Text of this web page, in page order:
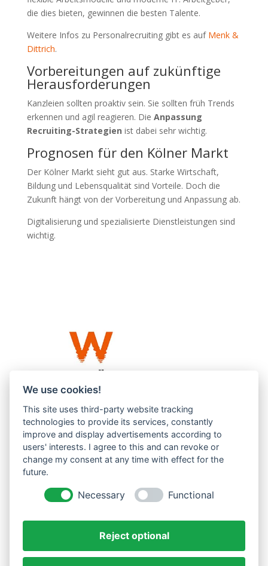
die dies bieten, gewinnen die besten Talente.
Weitere Infos zu Personalrecruiting gibt es auf Menk &
Dittrich.
Vorbereitungen auf zukünftige
Herausforderungen
Kanzleien sollten proaktiv sein. Sie sollten früh Trends
erkennen und agil reagieren. Die Anpassung
Recruiting-Strategien ist dabei sehr wichtig.
Prognosen für den Kölner Markt
Der Kölner Markt sieht gut aus. Starke Wirtschaft,
Bildung und Lebensqualität sind Vorteile. Doch die
Zukunft hängt von der Vorbereitung und Anpassung ab.
Digitalisierung und spezialisierte Dienstleistungen sind
wichtig.
Westküste UG (haftungsbeschränkt)
Menzlingen 14 B
51503 Rösrath
Datenschutzerklärung
We use cookies!
This site uses third-party website tracking
technologies to provide its services, constantly
improve and display advertisements according to
users' interests. I agree to this and can revoke or
change my consent at any time with effect for the
future.
Necessary Functional
Reject optional